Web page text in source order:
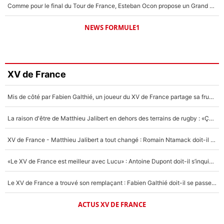
Comme pour le final du Tour de France, Esteban Ocon propose un Grand Prix de Formule 1 à Paris : «Autour de l’Arc de Triomphe, ce serait génial» !
NEWS FORMULE1
XV de France
Mis de côté par Fabien Galthié, un joueur du XV de France partage sa frustration : «ils ne me l’ont pas dit tout de suite»
La raison d'être de Matthieu Jalibert en dehors des terrains de rugby : «Ça m'atteint autant que si tu touches à un membre de ma famille»
XV de France - Matthieu Jalibert a tout changé : Romain Ntamack doit-il s’inquiéter pour sa place à un an de la Coupe du monde ?
«Le XV de France est meilleur avec Lucu» : Antoine Dupont doit-il s’inquiéter pour sa place ?
Le XV de France a trouvé son remplaçant : Fabien Galthié doit-il se passer d'Antoine Dupont ?
ACTUS XV DE FRANCE